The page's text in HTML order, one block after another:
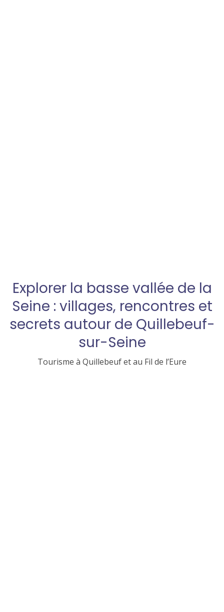
Explorer la basse vallée de la
Seine : villages, rencontres et
secrets autour de Quillebeuf-
sur-Seine
Tourisme à Quillebeuf et au Fil de l’Eure